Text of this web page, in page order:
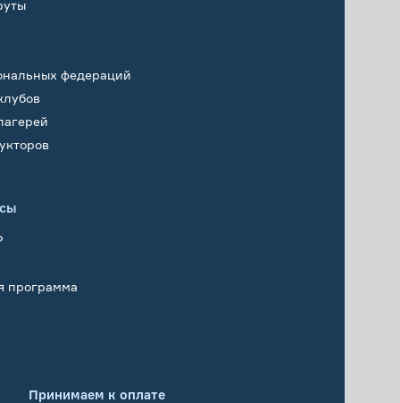
федераций
программа
Принимаем к оплате